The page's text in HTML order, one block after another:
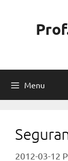
Menu
2012-03-12